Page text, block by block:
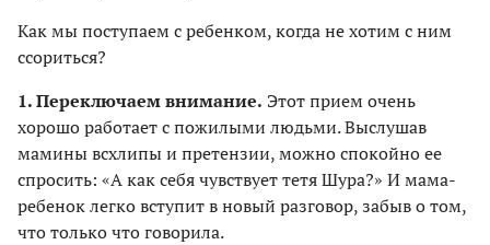
Как мы поступаем с ребенком, когда не хотим с ним
ссориться?
1. Переключаем внимание. Этот прием очень
хорошо работает с пожилыми людьми. Выслушав
мамины всхлипы и претензии, можно спокойно ее
спросить: «А как себя чувствует тетя Шура?» И мама-
ребенок легко вступит в новый разговор, забыв о том,
что только что говорила.